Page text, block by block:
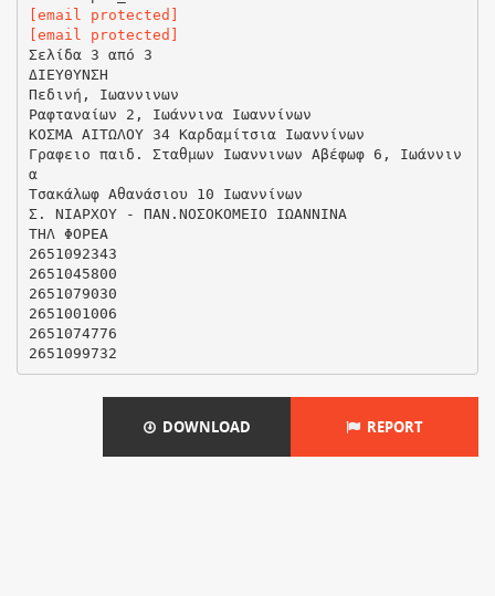
[email protected]
[email protected]
Σελίδα 3 από 3
ΔΙΕΥΘΥΝΣΗ
Πεδινή, Ιωαννινων
Ραφταναίων 2, Ιωάννινα Ιωαννίνων
ΚΟΣΜΑ ΑΙΤΩΛΟΥ 34 Καρδαμίτσια Ιωαννίνων
Γραφειο παιδ. Σταθμων Ιωαννινων Αβέφωφ 6, Ιωάννιν
α
Τσακάλωφ Αθανάσιου 10 Ιωαννίνων
Σ. ΝΙΑΡΧΟΥ - ΠΑΝ.ΝΟΣΟΚΟΜΕΙΟ ΙΩΑΝΝΙΝΑ
ΤΗΛ ΦΟΡΕΑ
2651092343
2651045800
2651079030
2651001006
2651074776
DOWNLOAD REPORT